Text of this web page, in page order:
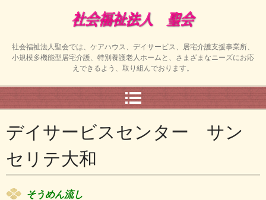
社会福祉法人聖会では、ケアハウス、デイサービス、居宅介護支援事業所、
小規模多機能型居宅介護、特別養護老人ホームと、さまざまなニーズにお応
えできるよう、取り組んでおります。
デイサービスセンター サン
セリテ大和
そうめん流し